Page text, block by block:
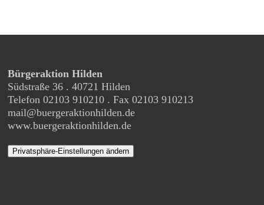
Bürgeraktion Hilden
Südstraße 36 . 40721 Hilden
Telefon 02103 910210 . Fax 02103 910213
mail@buergeraktionhilden.de
www.buergeraktionhilden.de
Privatsphäre-Einstellungen ändern